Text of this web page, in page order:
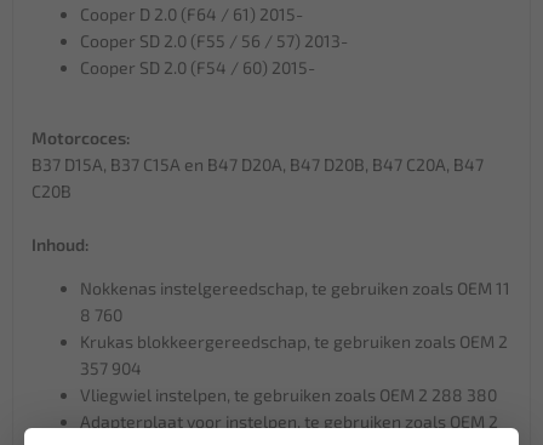
Cooper D 2.0 (F64 / 61) 2015-
Cooper SD 2.0 (F55 / 56 / 57) 2013-
Cooper SD 2.0 (F54 / 60) 2015-
Motorcoces:
B37 D15A, B37 C15A en B47 D20A, B47 D20B, B47 C20A, B47
C20B
Inhoud:
Nokkenas instelgereedschap, te gebruiken zoals OEM 11
8 760
Krukas blokkeergereedschap, te gebruiken zoals OEM 2
357 904
Vliegwiel instelpen, te gebruiken zoals OEM 2 288 380
Adapterplaat voor instelpen, te gebruiken zoals OEM 2